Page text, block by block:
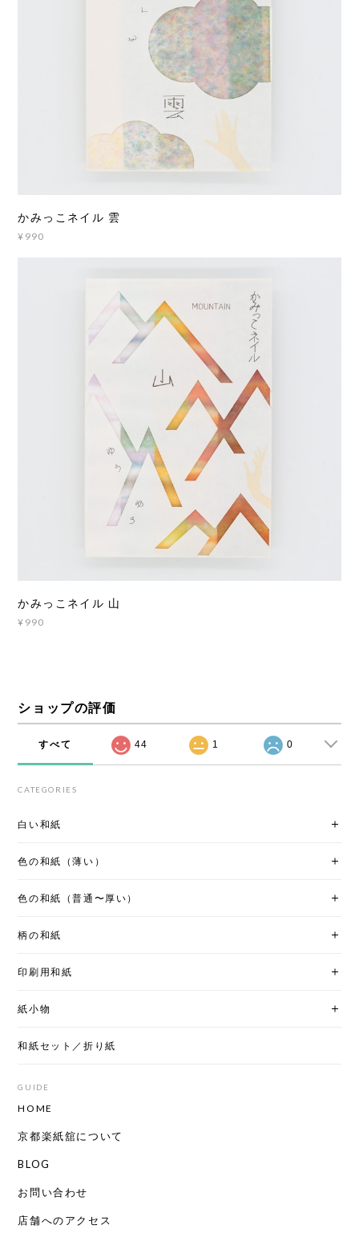
かみっこネイル 雲
¥990
かみっこネイル 山
¥990
ショップの評価
すべて 44 1 0
CATEGORIES
白い和紙
色の和紙（薄い）
色の和紙（普通〜厚い）
柄の和紙
印刷用和紙
紙小物
和紙セット／折り紙
GUIDE
HOME
京都楽紙舘について
BLOG
お問い合わせ
店舗へのアクセス